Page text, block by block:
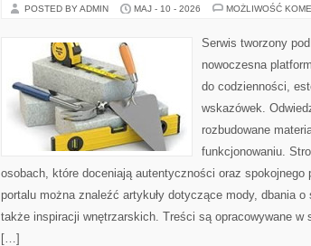
POSTED BY ADMIN MAJ - 10 - 2026 MOŻLIWOŚĆ
Serwis tworzony
nowoczesna
do codzienności,
wskazówek.
rozbudowane
funkcjonowaniu.
osobach, które doceniają autentyczności oraz spokojnego
portalu można znaleźć artykuły dotyczące mody, dbania
także inspiracji wnętrzarskich. Treści są opracowywane w
[…]